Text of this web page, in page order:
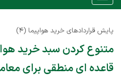
پایش قراردادهای خرید هواپیما (۴)
متنوع کردن سبد خرید
قاعده ای منطقی برای